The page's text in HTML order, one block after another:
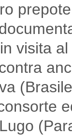
visita